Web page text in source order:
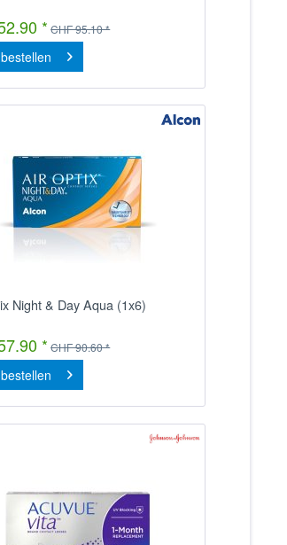
* CHF 95.10 *
Night & Day Aqua (1x6)
* CHF 90.60 *